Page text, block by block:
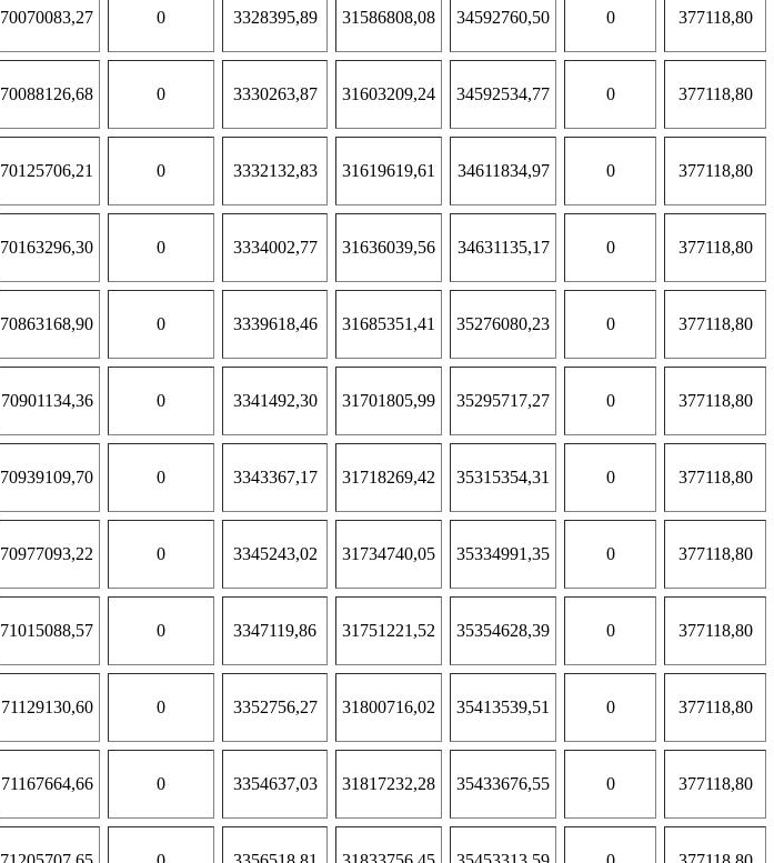
70070083,27 0 3328395,89 31586808,08 34592760,50 0 377118,80
70088126,68 0 3330263,87 31603209,24 34592534,77 0 377118,80
70125706,21 0 3332132,83 31619619,61 34611834,97 0 377118,80
70163296,30 0 3334002,77 31636039,56 34631135,17 0 377118,80
70863168,90 0 3339618,46 31685351,41 35276080,23 0 377118,80
70901134,36 0 3341492,30 31701805,99 35295717,27 0 377118,80
70939109,70 0 3343367,17 31718269,42 35315354,31 0 377118,80
70977093,22 0 3345243,02 31734740,05 35334991,35 0 377118,80
71015088,57 0 3347119,86 31751221,52 35354628,39 0 377118,80
71129130,60 0 3352756,27 31800716,02 35413539,51 0 377118,80
71167664,66 0 3354637,03 31817232,28 35433676,55 0 377118,80